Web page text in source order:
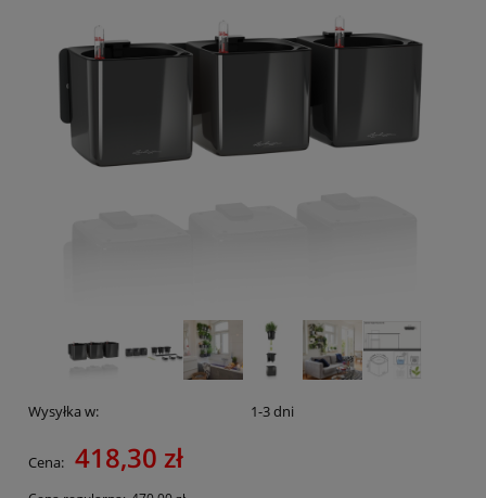
Wysyłka w: 1-3 dni
Cena: 418,30 zł